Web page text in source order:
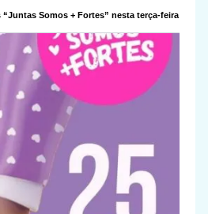
Somos + Fortes” nesta terça-feira